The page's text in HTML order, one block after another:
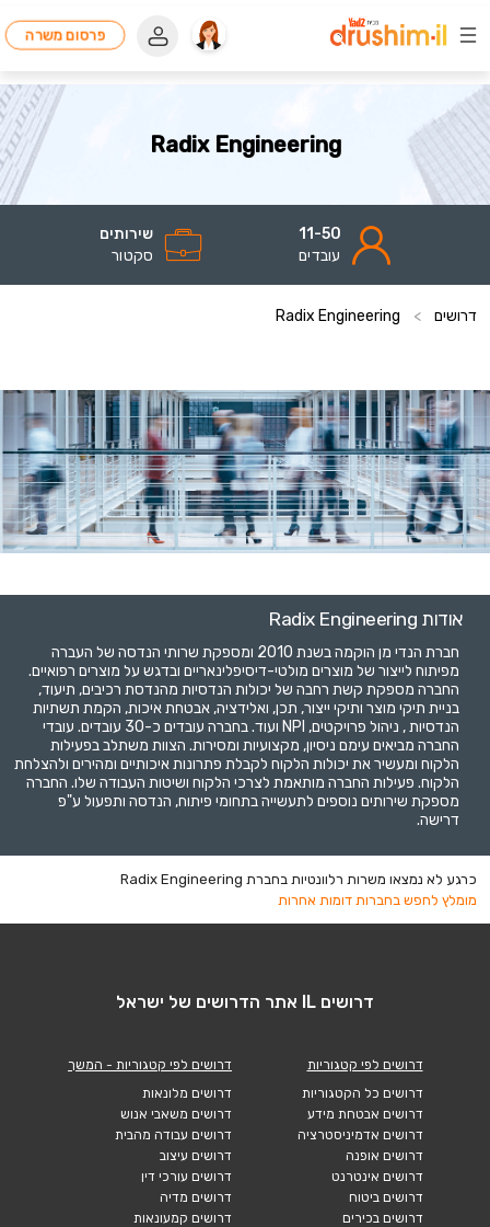
פרסום משרה
Radix Engineering
11-50
עובדים
שירותים
סקטור
דרושים >
Radix Engineering
אודות Radix Engineering
חברת הנדי מן הוקמה בשנת 2010 ומספקת שרותי הנדסה של העברה
מפיתוח לייצור של מוצרים מולטי-דיסיפלינאריים ובדגש על מוצרים רפואיים.
החברה מספקת קשת רחבה של יכולות הנדסיות מהנדסת רכיבים, תיעוד,
בניית תיקי מוצר ותיקי ייצור, תכן, ואלידציה, אבטחת איכות, הקמת תשתיות
הנדסיות , ניהול פרויקטים, NPI ועוד. בחברה עובדים כ-30 עובדים. עובדי
החברה מביאים עימם ניסיון, מקצועיות ומסירות. הצוות משתלב בפעילות
הלקוח ומעשיר את יכולות הלקוח לקבלת פתרונות איכותיים ומהירים ולהצלחת
הלקוח. פעילות החברה מותאמת לצרכי הלקוח ושיטות העבודה שלו. החברה
מספקת שירותים נוספים לתעשייה בתחומי פיתוח, הנדסה ותפעול ע"פ
דרישה.
כרגע לא נמצאו משרות רלוונטיות בחברת Radix Engineering
מומלץ לחפש בחברות דומות אחרות
דרושים IL אתר הדרושים של ישראל
דרושים לפי קטגוריות
דרושים כל הקטגוריות
דרושים אבטחת מידע
דרושים אדמיניסטרציה
דרושים אופנה
דרושים אינטרנט
דרושים ביטוח
דרושים בכירים
דרושים לפי קטגוריות - המשך
דרושים מלונאות
דרושים משאבי אנוש
דרושים עבודה מהבית
דרושים עיצוב
דרושים עורכי דין
דרושים מדיה
דרושים קמעונאות